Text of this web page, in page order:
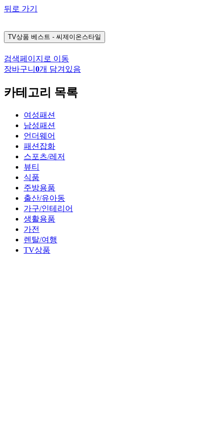
뒤로 가기
TV상품 베스트 - 씨제이온스타일
검색페이지로 이동
장바구니 0개 담겨있음
카테고리 목록
여성패션
남성패션
언더웨어
패션잡화
스포츠/레저
뷰티
식품
주방용품
출산/유아동
가구/인테리어
생활용품
가전
렌탈/여행
TV상품